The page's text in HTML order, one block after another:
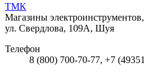
ТМК
Магазины
ул. Свердлова, 109А, Шуя
Телефон
8 (800) 700-70-77, +7